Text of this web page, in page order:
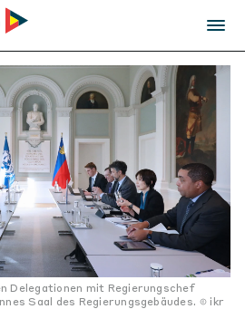
Delegationen mit Regierungschef
Saal des Regierungsgebäudes.
ikr